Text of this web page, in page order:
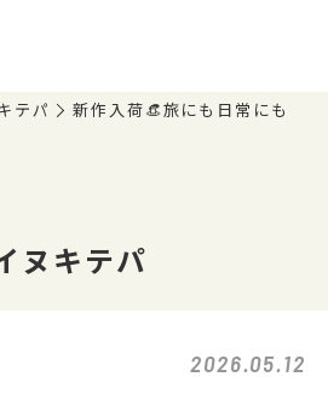
テパ
新作入荷👒旅にも日常にも
ヌキテパ
2026.05.12